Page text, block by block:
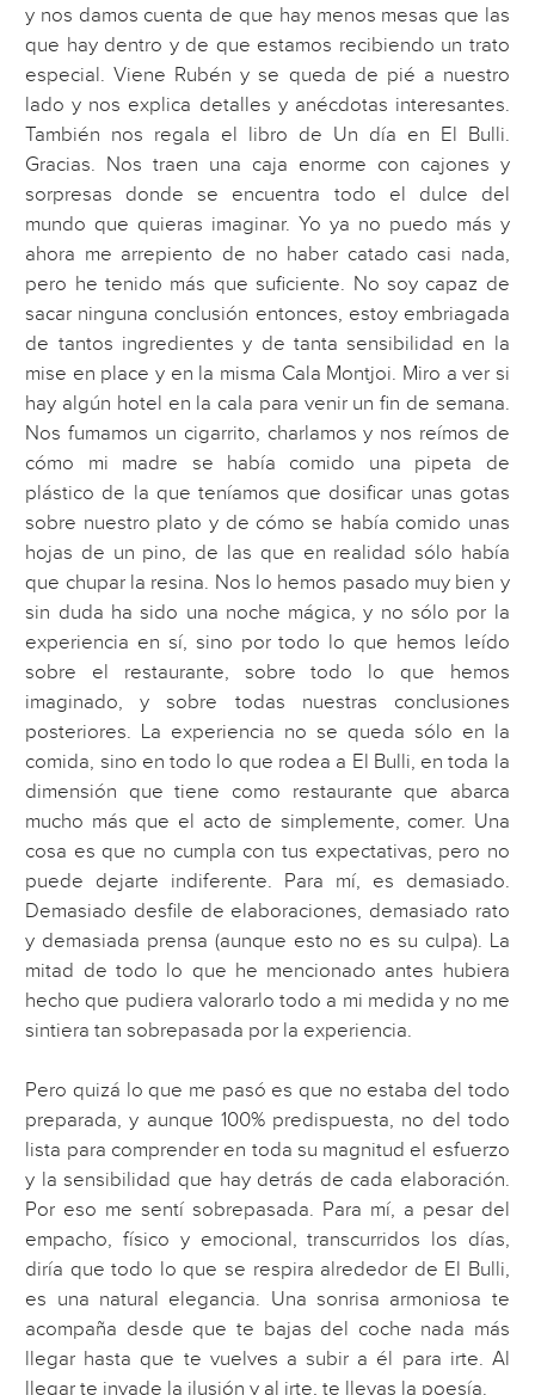
y nos damos cuenta de que hay menos mesas que las
que hay dentro y de que estamos recibiendo un trato
especial. Viene Rubén y se queda de pié a nuestro
lado y nos explica detalles y anécdotas interesantes.
También nos regala el libro de Un día en El Bulli.
Gracias. Nos traen una caja enorme con cajones y
sorpresas donde se encuentra todo el dulce del
mundo que quieras imaginar. Yo ya no puedo más y
ahora me arrepiento de no haber catado casi nada,
pero he tenido más que suficiente. No soy capaz de
sacar ninguna conclusión entonces, estoy embriagada
de tantos ingredientes y de tanta sensibilidad en la
mise en place y en la misma Cala Montjoi. Miro a ver si
hay algún hotel en la cala para venir un fin de semana.
Nos fumamos un cigarrito, charlamos y nos reímos de
cómo mi madre se había comido una pipeta de
plástico de la que teníamos que dosificar unas gotas
sobre nuestro plato y de cómo se había comido unas
hojas de un pino, de las que en realidad sólo había
que chupar la resina. Nos lo hemos pasado muy bien y
sin duda ha sido una noche mágica, y no sólo por la
experiencia en sí, sino por todo lo que hemos leído
sobre el restaurante, sobre todo lo que hemos
imaginado, y sobre todas nuestras conclusiones
posteriores. La experiencia no se queda sólo en la
comida, sino en todo lo que rodea a El Bulli, en toda la
dimensión que tiene como restaurante que abarca
mucho más que el acto de simplemente, comer. Una
cosa es que no cumpla con tus expectativas, pero no
puede dejarte indiferente. Para mí, es demasiado.
Demasiado desfile de elaboraciones, demasiado rato
y demasiada prensa (aunque esto no es su culpa). La
mitad de todo lo que he mencionado antes hubiera
hecho que pudiera valorarlo todo a mi medida y no me
sintiera tan sobrepasada por la experiencia.
Pero quizá lo que me pasó es que no estaba del todo
preparada, y aunque 100% predispuesta, no del todo
lista para comprender en toda su magnitud el esfuerzo
y la sensibilidad que hay detrás de cada elaboración.
Por eso me sentí sobrepasada. Para mí, a pesar del
empacho, físico y emocional, transcurridos los días,
diría que todo lo que se respira alrededor de El Bulli,
es una natural elegancia. Una sonrisa armoniosa te
acompaña desde que te bajas del coche nada más
llegar hasta que te vuelves a subir a él para irte. Al
llegar te invade la ilusión y al irte, te llevas la poesía.